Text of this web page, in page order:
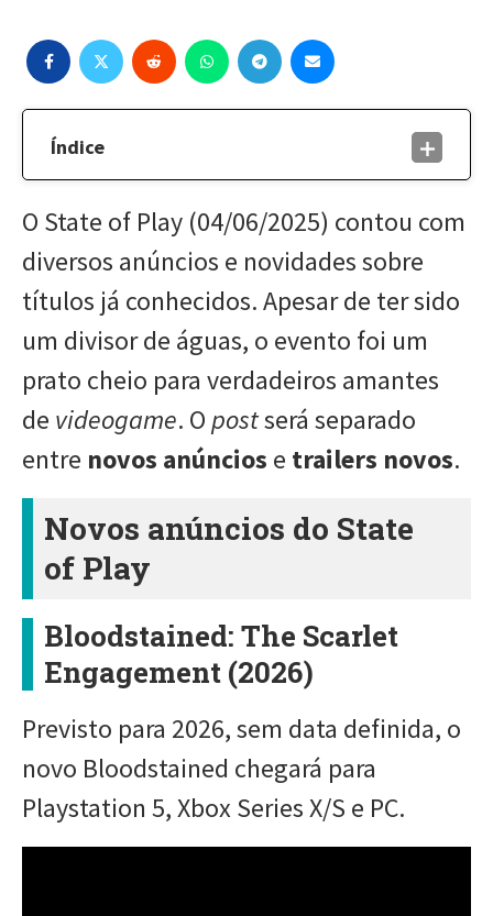
Índice
O State of Play (04/06/2025) contou com
diversos anúncios e novidades sobre
títulos já conhecidos. Apesar de ter sido
um divisor de águas, o evento foi um
prato cheio para verdadeiros amantes
de videogame. Opostserá separado
entre novos anúncios e trailers novos.
Novos anúncios do State
of Play
Bloodstained: The Scarlet
Engagement (2026)
Previsto para 2026, sem data definida, o
novo Bloodstained chegará para
Playstation 5, Xbox Series X/S e PC.